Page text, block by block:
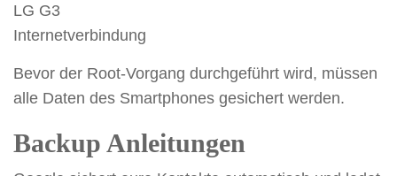
LG G3
Internetverbindung
Bevor der Root-Vorgang durchgeführt wird, müssen
alle Daten des Smartphones gesichert werden.
Backup Anleitungen